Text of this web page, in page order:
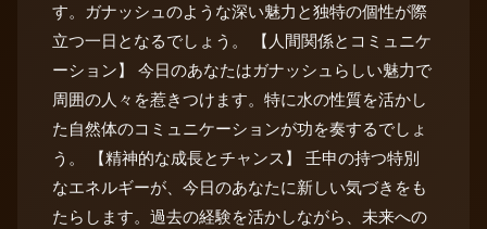
す。ガナッシュのような深い魅力と独特の個性が際
立つ一日となるでしょう。 【人間関係とコミュニケ
ーション】 今日のあなたはガナッシュらしい魅力で
周囲の人々を惹きつけます。特に水の性質を活かし
た自然体のコミュニケーションが功を奏するでしょ
う。 【精神的な成長とチャンス】 壬申の持つ特別
なエネルギーが、今日のあなたに新しい気づきをも
たらします。過去の経験を活かしながら、未来への